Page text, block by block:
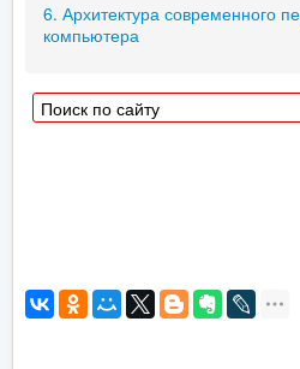
6. Архитектура современного
компьютера